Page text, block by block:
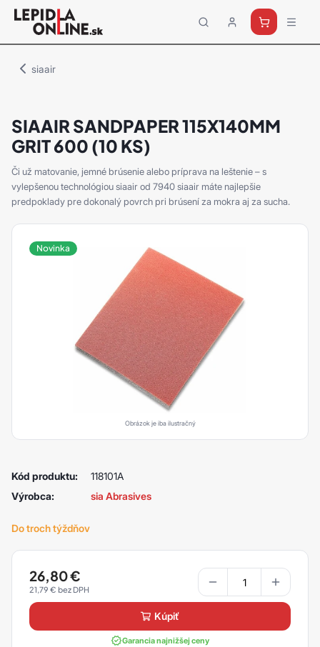
Priemyselné
lepidlá
siaair
SIAAIR SANDPAPER 115X140MM
GRIT 600 (10 KS)
Či už matovanie, jemné brúsenie alebo príprava na leštenie – s
vylepšenou technológiou siaair od 7940 siaair máte najlepšie
predpoklady pre dokonalý povrch pri brúsení za mokra aj za sucha.
Novinka
Obrázok je iba ilustračný
Kód produktu:
118101A
Výrobca:
sia Abrasives
Do troch týždňov
26,80€
21,79 €
kúpiť
Garancia najnižšej ceny